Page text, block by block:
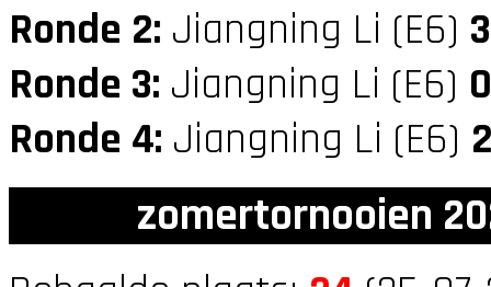
Ronde 2: Jiangning Li (E6) 3
Ronde 3: Jiangning Li (E6) 0
Ronde 4: Jiangning Li (E6)
zomertornooien